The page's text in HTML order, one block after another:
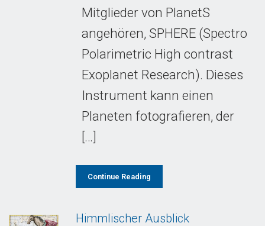
Mitglieder von PlanetS
angehören, SPHERE (Spectro
Polarimetric High contrast
Exoplanet Research). Dieses
Instrument kann einen
Planeten fotografieren, der
[…]
Continue Reading
Himmlischer Ausblick